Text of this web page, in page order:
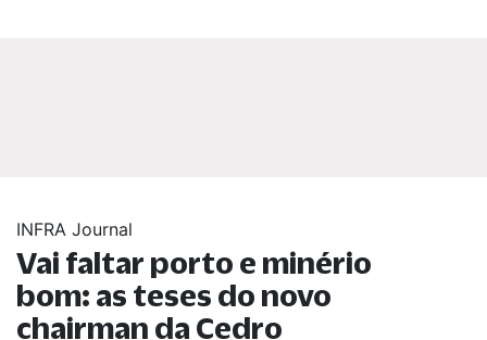
INFRA Journal
Vai faltar porto e minério
bom: as teses do novo
chairman da Cedro